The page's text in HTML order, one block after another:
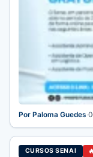
Por Paloma Guedes·
CURSOS SENAI